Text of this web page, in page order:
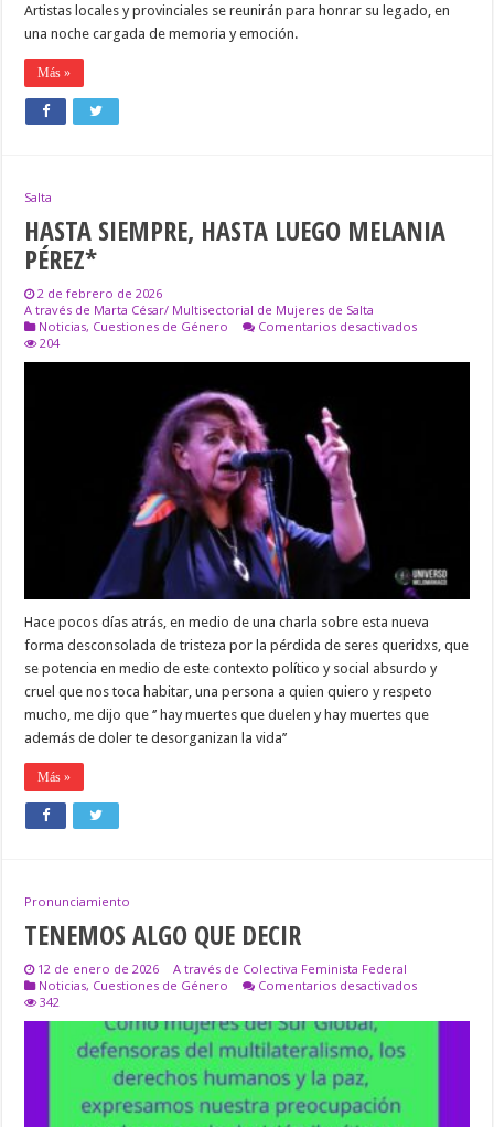
Artistas locales y provinciales se reunirán para honrar su legado, en
una noche cargada de memoria y emoción.
Más »
Salta
HASTA SIEMPRE, HASTA LUEGO MELANIA
PÉREZ*
2 de febrero de 2026
A través de Marta César/ Multisectorial de Mujeres de Salta
Noticias, Cuestiones de Género Comentarios desactivadosen
204
Hace pocos días atrás, en medio de una charla sobre esta nueva
forma desconsolada de tristeza por la pérdida de seres queridxs, que
se potencia en medio de este contexto político y social absurdo y
cruel que nos toca habitar, una persona a quien quiero y respeto
mucho, me dijo que ‘’ hay muertes que duelen y hay muertes que
además de doler te desorganizan la vida’’
Más »
Pronunciamiento
TENEMOS ALGO QUE DECIR
12 de enero de 2026
A través de Colectiva Feminista Federal
Noticias, Cuestiones de Género Comentarios desactivadosen
342